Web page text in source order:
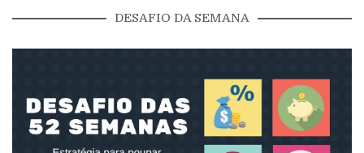
DESAFIO DA SEMANA